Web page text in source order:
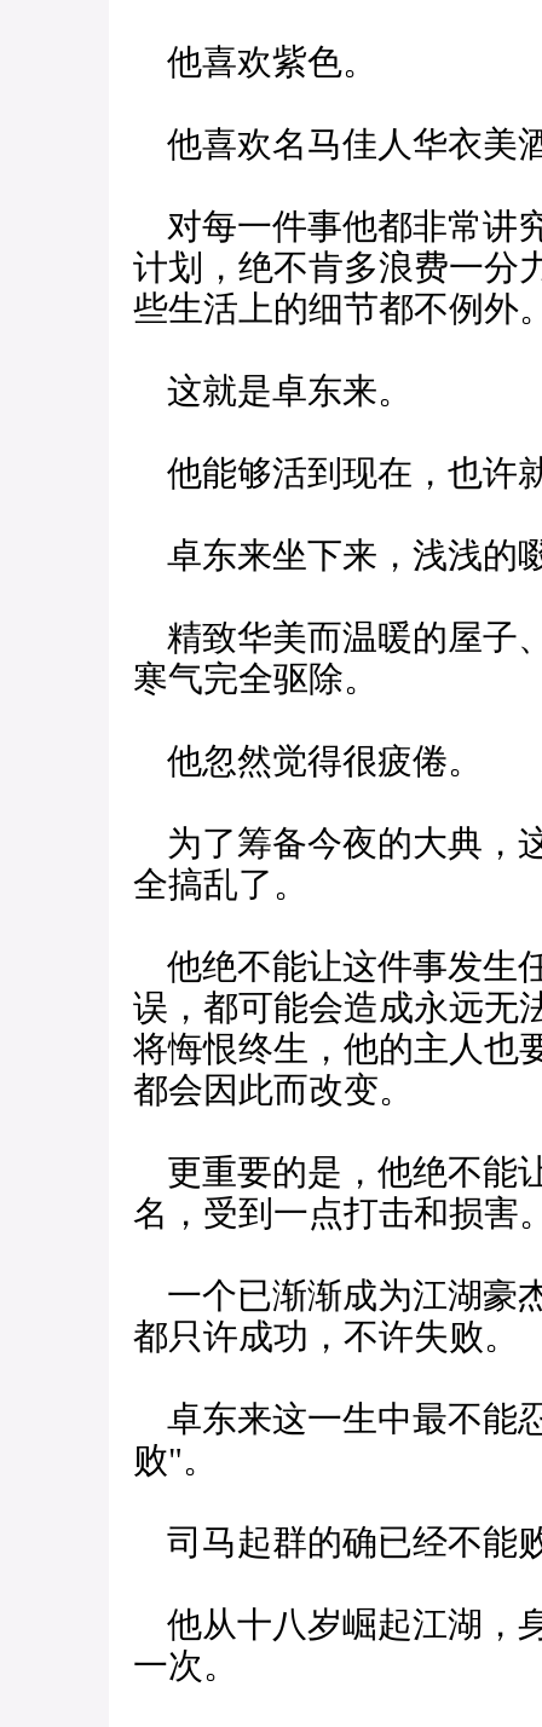
他喜欢紫色。
他喜欢名马佳人华衣美
对每一件事他都非常讲
计划，绝不肯多浪费一分
些生活上的细节都不例外
这就是卓东来。
他能够活到现在，也许
卓东来坐下来，浅浅的
精致华美而温暖的屋子
寒气完全驱除。
他忽然觉得很疲倦。
为了筹备今夜的大典，
全搞乱了。
他绝不能让这件事发生
误，都可能会造成永远无
将悔恨终生，他的主人也
都会因此而改变。
更重要的是，他绝不能
名，受到一点打击和损害
一个已渐渐成为江湖豪
都只许成功，不许失败。
卓东来这一生中最不能
败"。
司马起群的确已经不能
他从十八岁崛起江湖，
一次。